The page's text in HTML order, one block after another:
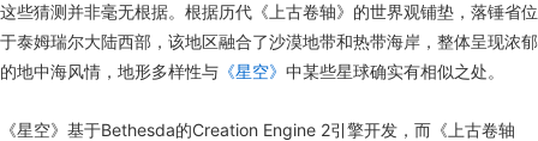
这些猜测并非毫无根据。根据历代《上古卷轴》的世界观铺垫，落锤省位
于泰姆瑞尔大陆西部，该地区融合了沙漠地带和热带海岸，整体呈现浓郁
的地中海风情，地形多样性与 《星空》 中某些星球确实有相似之处。
《星空》基于Bethesda的Creation Engine 2引擎开发，而《上古卷轴